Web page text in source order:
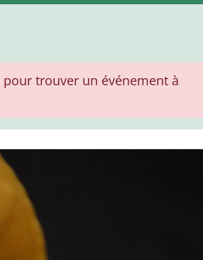
pour trouver un événement à